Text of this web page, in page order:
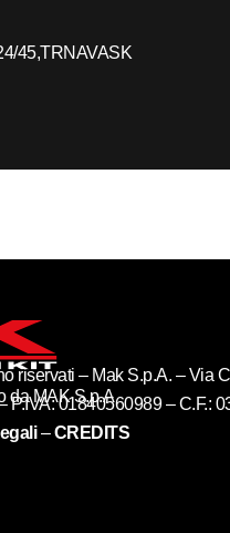
45,TRNAVASK
da MAK S.p.A
riservati – Mak S.p.A. – Via
P.IVA: 01840560989 – C.F.:
–CREDITS